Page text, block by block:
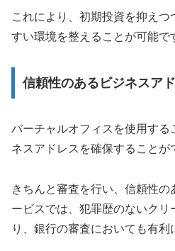
これにより、初期投資を抑え
すい環境を整えることが可能で
信頼性のあるビジネスア
バーチャルオフィスを使用する
ネスアドレスを確保することが
きちんと審査を行い、信頼性
ービスでは、犯罪歴のないクリ
り、銀行の審査においても有利